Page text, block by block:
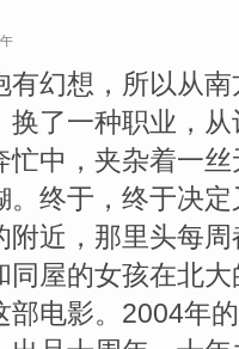
有幻想，所以从
换了一种职业，
忙中，夹杂着一
。终于，终于决
附近，那里头每
同屋的女孩在北
部电影。2004年